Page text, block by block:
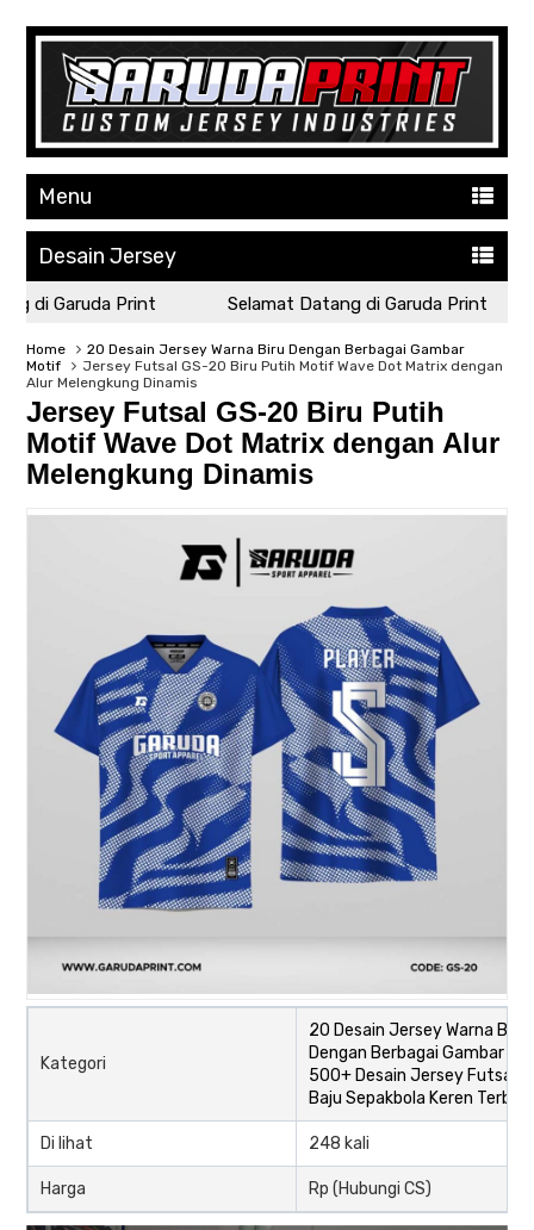
Menu
Desain Jersey
di Garuda Print Selamat Datang di Garuda Print
Home
20 Desain Jersey Warna Biru Dengan Berbagai Gambar
Motif
Jersey Futsal GS-20 Biru Putih Motif Wave Dot Matrix dengan
Alur Melengkung Dinamis
Jersey Futsal GS-20 Biru Putih
Motif Wave Dot Matrix dengan Alur
Melengkung Dinamis
Kategori
20 Desain Jersey Warna Biru
Dengan Berbagai Gambar
500+ Desain Jersey Futsal
Baju Sepakbola Keren
Di lihat 248 kali
Harga Rp (Hubungi CS)